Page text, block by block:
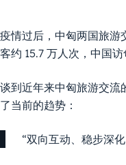
疫情过后，中匈两国旅
客约 15.7 万人次，中国访
谈到近年来中匈旅游交流
了当前的趋势：
“双向互动、稳步深化